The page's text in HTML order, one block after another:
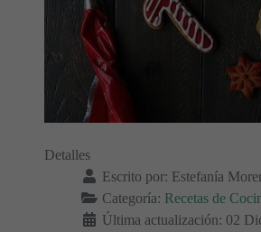
Detalles
Escrito por: Estefanía
Categoría: Recetas de
Última actualización: 02